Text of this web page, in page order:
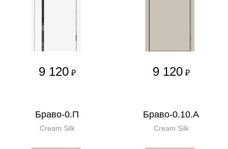
9 120 ₽ 9 120 ₽
Браво-0.П
Cream Silk
Браво-0.10.А
Cream Silk